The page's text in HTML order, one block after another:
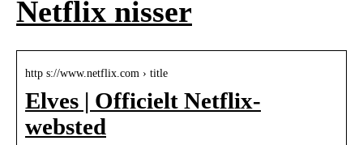
Netflix nisser
http s://www.netflix.com › title
Elves | Officielt Netflix-
websted